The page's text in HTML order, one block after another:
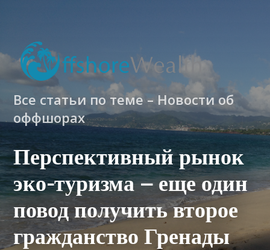
Все статьи по теме – Новости об
оффшорах
Перспективный рынок
эко-туризма – еще один
повод получить второе
гражданство Гренады